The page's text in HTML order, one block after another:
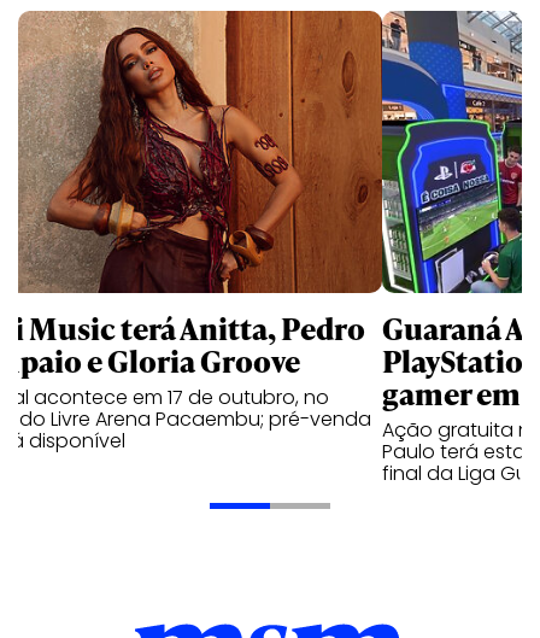
Music terá Anitta, Pedro
e Gloria Groove
acontece em 17 de outubro, no
Livre Arena Pacaembu; pré-venda
disponível
Guaraná
gamer em
Ação gratuita
Paulo terá
final da Liga